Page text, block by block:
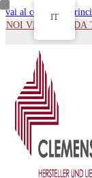
vai al contenuto
NOI VENIAMO DA
IT